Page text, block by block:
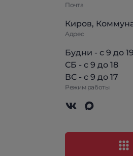
Почта
Киров,
Адрес
Будни - с 9 до 19
СБ - с 9 до 18
ВС - с 9 до 17
Режим работы